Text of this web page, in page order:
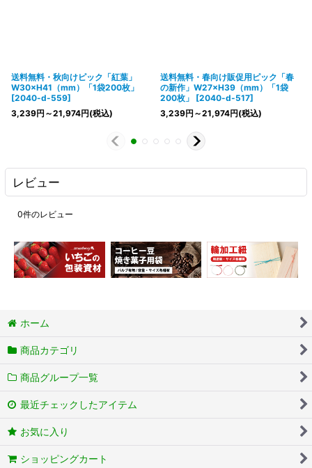
送料無料・秋向けピック「紅葉」
W30×H41（mm）「1袋200枚」
[2040-d-559]
3,239円 ～21,974円(税込)
送料無料・春向け販促用ピック「春
の新作」W27×H39（mm）「1袋
200枚」
[2040-d-517]
3,239円 ～21,974円(税込)
レビュー
0件のレビュー
ホーム
商品カテゴリ
商品グループ一覧
最近チェックしたアイテム
お気に入り
ショッピングカート